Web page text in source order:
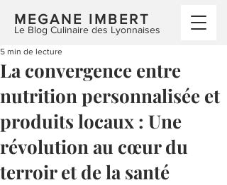
MEGANE IMBERT
Le Blog Culinaire des Lyonnaises
La convergence entre
nutrition personnalisée et
produits locaux : Une
révolution au cœur du
terroir et de la santé
5 min de lecture